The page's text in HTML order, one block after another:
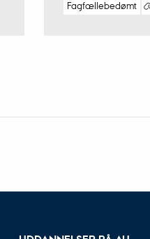
Fagfællebedømt